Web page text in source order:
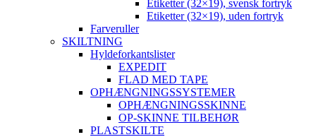
Etiketter (32×19), svensk fortryk
Etiketter (32×19), uden fortryk
Farveruller
SKILTNING
Hyldeforkantslister
EXPEDIT
FLAD MED TAPE
OPHÆNGNINGSSYSTEMER
OPHÆNGNINGSSKINNE
OP-SKINNE TILBEHØR
PLASTSKILTE